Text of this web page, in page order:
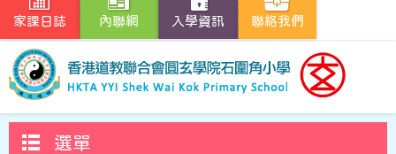
家課日誌 內聯網 入學資訊 聯絡我們
選單